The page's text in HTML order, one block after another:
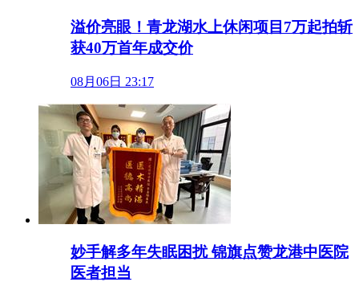
溢价亮眼！青龙湖水上休闲项目7万起拍斩
获40万首年成交价
08月06日 23:17
妙手解多年失眠困扰 锦旗点赞龙港中医院
医者担当